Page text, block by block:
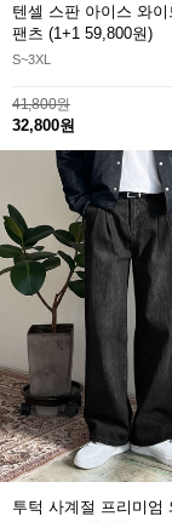
텐셀 스판 아이스 와이
팬츠 (1+1 59,800원)
S~3XL
41,800원
32,800원
투턱 사계절 프리미엄